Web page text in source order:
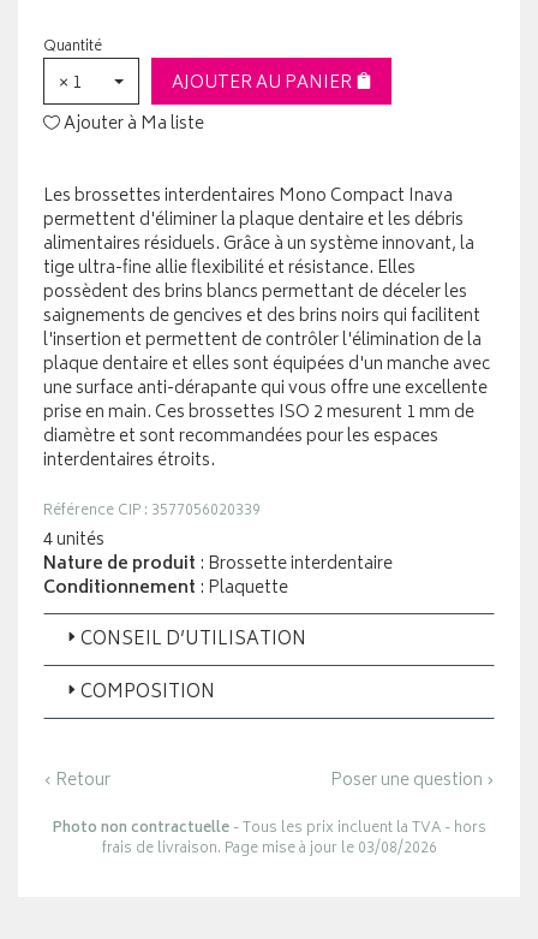
Quantité
× 1
AJOUTER AU PANIER
Ajouter à Ma liste
Les brossettes interdentaires Mono Compact Inava
permettent d'éliminer la plaque dentaire et les débris
alimentaires résiduels. Grâce à un système innovant, la
tige ultra-fine allie flexibilité et résistance. Elles
possèdent des brins blancs permettant de déceler les
saignements de gencives et des brins noirs qui facilitent
l'insertion et permettent de contrôler l'élimination de la
plaque dentaire et elles sont équipées d'un manche avec
une surface anti-dérapante qui vous offre une excellente
prise en main. Ces brossettes ISO 2 mesurent 1 mm de
diamètre et sont recommandées pour les espaces
interdentaires étroits.
Référence CIP : 3577056020339
4 unités
Nature de produit : Brossette interdentaire
Conditionnement : Plaquette
CONSEIL D’UTILISATION
COMPOSITION
‹ Retour Poser une question ›
Photo non contractuelle- Tous les prix incluent la TVA - hors
frais de livraison. Page mise à jour le 03/08/2026